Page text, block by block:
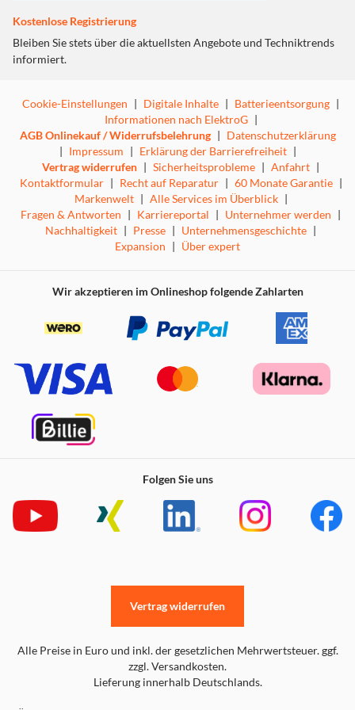
Kostenlose Registrierung
Bleiben Sie stets über die aktuellsten Angebote und Techniktrends
informiert.
Cookie-Einstellungen | Digitale Inhalte | Batterieentsorgung |
Informationen nach ElektroG |
AGB Onlinekauf / Widerrufsbelehrung | Datenschutzerklärung
| Impressum | Erklärung der Barrierefreiheit |
Vertrag widerrufen | Sicherheitsprobleme | Anfahrt |
Kontaktformular | Recht auf Reparatur | 60 Monate Garantie |
Markenwelt | Alle Services im Überblick |
Fragen & Antworten | Karriereportal | Unternehmer werden |
Nachhaltigkeit | Presse | Unternehmensgeschichte |
Expansion | Über expert
Wir akzeptieren im Onlineshop folgende Zahlarten
Folgen Sie uns
Alle Preise in Euro und inkl. der gesetzlichen Mehrwertsteuer. ggf.
zzgl. Versandkosten.
Lieferung innerhalb Deutschlands.
Vertrag widerrufen